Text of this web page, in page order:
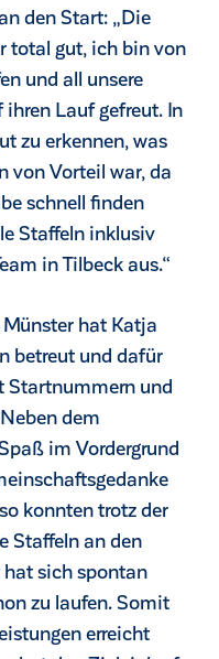
den Start: „Die
total gut, ich bin von
und all unsere
Lauf gefreut. In
zu erkennen, was
von Vorteil war, da
schnell finden
Staffeln inklusiv
in Tilbeck aus.“
hat Katja
betreut und dafür
Startnummern und
dem
im Vordergrund
konnten trotz der
Staffeln an den
hat sich spontan
zu laufen. Somit
erreicht